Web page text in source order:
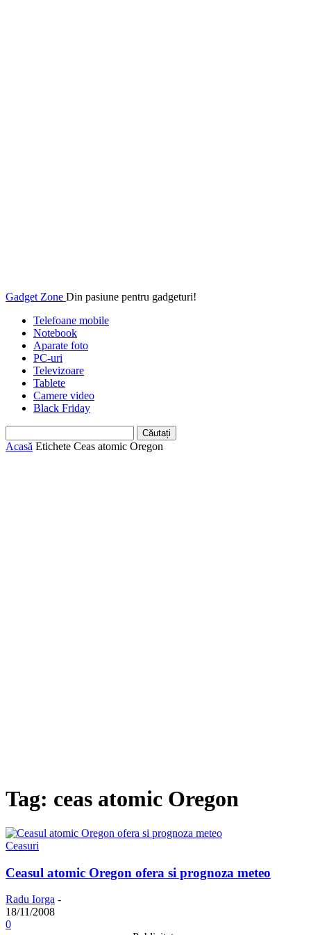
Gadget Zone Din pasiune pentru gadgeturi!
Telefoane mobile
Notebook
Aparate foto
PC-uri
Televizoare
Tablete
Camere video
Black Friday
Acasă Etichete Ceas atomic Oregon
Tag: ceas atomic Oregon
Ceasuri
Ceasul atomic Oregon ofera si prognoza meteo
Radu Iorga -
18/11/2008
0